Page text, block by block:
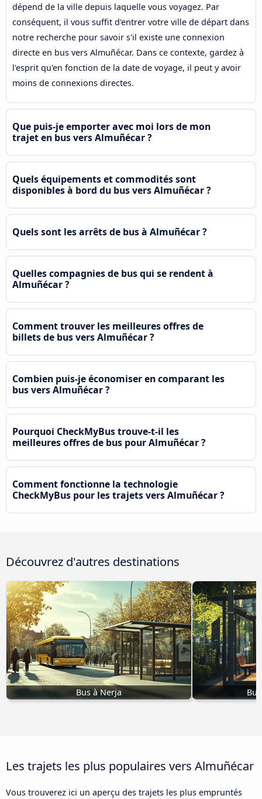
dépend de la ville depuis laquelle vous voyagez. Par
conséquent, il vous suffit d'entrer votre ville de départ dans
notre recherche pour savoir s'il existe une connexion
directe en bus vers Almuñécar. Dans ce contexte, gardez à
l'esprit qu'en fonction de la date de voyage, il peut y avoir
moins de connexions directes.
Que puis-je emporter avec moi lors de mon
trajet en bus vers Almuñécar ?
Quels équipements et commodités sont
disponibles à bord du bus vers Almuñécar ?
Quels sont les arrêts de bus à Almuñécar ?
Quelles compagnies de bus qui se rendent à
Almuñécar ?
Comment trouver les meilleures offres de
billets de bus vers Almuñécar ?
Combien puis-je économiser en comparant les
bus vers Almuñécar ?
Pourquoi CheckMyBus trouve-t-il les
meilleures offres de bus pour Almuñécar ?
Comment fonctionne la technologie
CheckMyBus pour les trajets vers Almuñécar ?
Découvrez d'autres destinations
Bus à Nerja
Les trajets les plus populaires vers Almuñécar
Vous trouverez ici un aperçu des trajets les plus empruntés